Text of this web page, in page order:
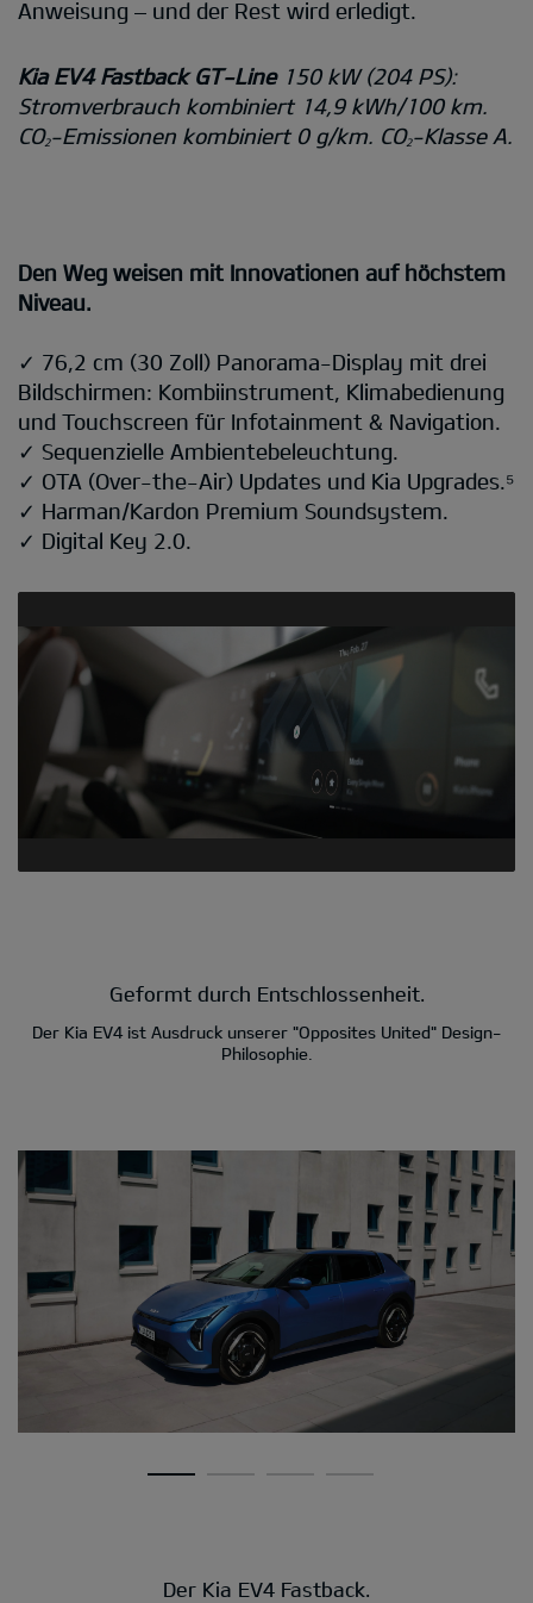
Anweisung – und der Rest wird erledigt.
Kia EV4 Fastback GT-Line150 kW (204 PS):
Stromverbrauch kombiniert 14,9 kWh/100 km.
CO2-Emissionen kombiniert 0 g/km. CO2-Klasse A.
Den Weg weisen mit Innovationen auf höchstem
Niveau.
✓ 76,2 cm (30 Zoll) Panorama-Display mit drei
Bildschirmen: Kombiinstrument, Klimabedienung
und Touchscreen für Infotainment & Navigation.
✓ Sequenzielle Ambientebeleuchtung.
✓ OTA (Over-the-Air) Updates und Kia Upgrades.⁵
✓ Harman/Kardon Premium Soundsystem.
✓ Digital Key 2.0.
Geformt durch Entschlossenheit.
Der Kia EV4 ist Ausdruck unserer "Opposites United" Design-
Philosophie.
Der Kia EV4 Fastback.